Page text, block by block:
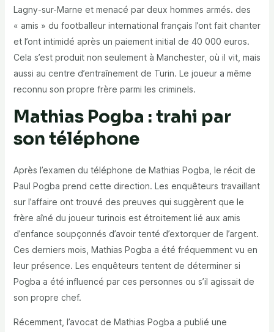
Lagny-sur-Marne et menacé par deux hommes armés. des
« amis » du footballeur international français l’ont fait chanter
et l’ont intimidé après un paiement initial de 40 000 euros.
Cela s’est produit non seulement à Manchester, où il vit, mais
aussi au centre d’entraînement de Turin. Le joueur a même
reconnu son propre frère parmi les criminels.
Mathias Pogba : trahi par
son téléphone
Après l’examen du téléphone de Mathias Pogba, le récit de
Paul Pogba prend cette direction. Les enquêteurs travaillant
sur l’affaire ont trouvé des preuves qui suggèrent que le
frère aîné du joueur turinois est étroitement lié aux amis
d’enfance soupçonnés d’avoir tenté d’extorquer de l’argent.
Ces derniers mois, Mathias Pogba a été fréquemment vu en
leur présence. Les enquêteurs tentent de déterminer si
Pogba a été influencé par ces personnes ou s’il agissait de
son propre chef.
Récemment, l’avocat de Mathias Pogba a publié une